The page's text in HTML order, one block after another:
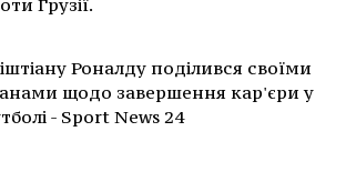
Грузії.
Роналду поділився своїми
щодо завершення кар'єри у
- Sport News 24